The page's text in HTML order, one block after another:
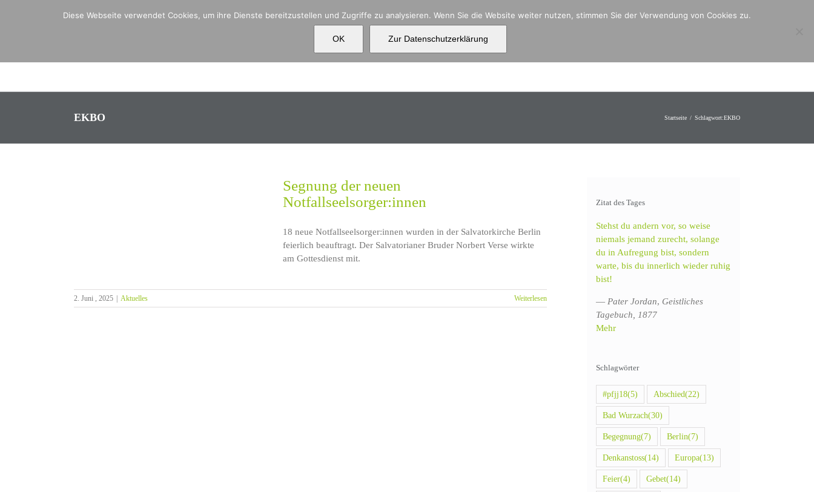
Aktuelles Über uns
EKBO Startseite Schlagwort:EKBO
Segnung der neuen
Notfallseelsorger:innen
18 neue Notfallseelsorger:innen wurden in der Salvatorkirche Berlin
feierlich beauftragt. Der Salvatorianer Bruder Norbert Verse wirkte
am Gottesdienst mit.
2. Juni , 2025 Aktuelles Weiterlesen
Zitat des Tages
Stehst du andern vor, so weise
niemals jemand zurecht, solange
du in Aufregung bist, sondern
warte, bis du innerlich wieder ruhig
bist!
— Pater Jordan, Geistliches
Tagebuch, 1877
Mehr
Schlagwörter
#pfjj18(5) Abschied(22)
Bad Wurzach(30)
Begegnung(7) Berlin(7)
Denkanstoss(14) Europa(13)
Feier(4) Gebet(14)
Diese Webseite verwendet Cookies, um ihre Dienste bereitzustellen und Zugriffe zu analysieren. Wenn Sie die Website weiter nutzen, stimmen Sie der Verwendung von Cookies zu.
OK Zur Datenschutzerklärung